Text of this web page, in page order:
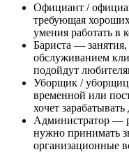
Официант /
требующая
умения работать в
Бариста —
обслуживанием
подойдут
Уборщик /
временной или
хочет
Администратор —
нужно принимать
организационные